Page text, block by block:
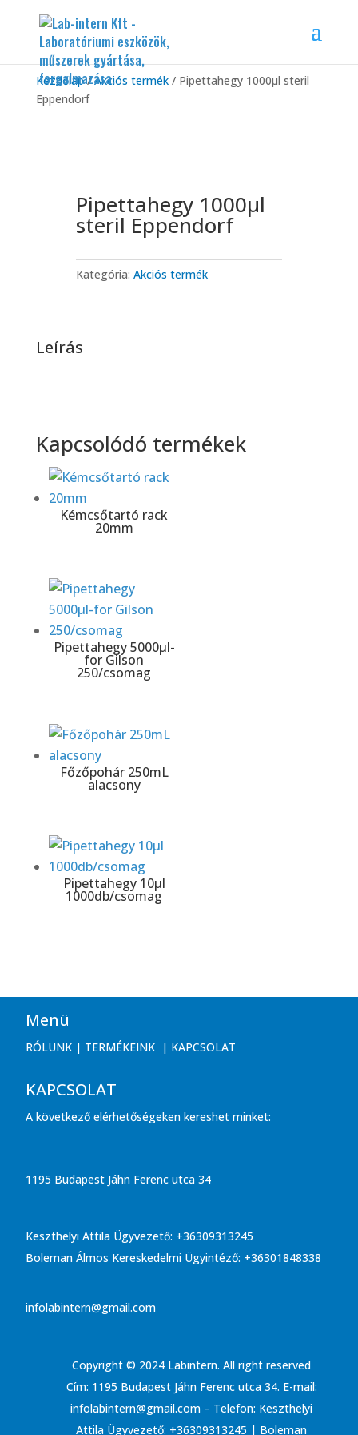
Kezdőlap/Akciós termék/ Pipettahegy 1000μl steril
Eppendorf
Pipettahegy 1000μl
steril Eppendorf
Kategória: Akciós termék
Leírás
Kapcsolódó termékek
Kémcsőtartó rack
20mm
Pipettahegy 5000μl-
for Gilson
250/csomag
Főzőpohár 250mL
alacsony
Pipettahegy 10μl
1000db/csomag
Menü
RÓLUNK | TERMÉKEINK | KAPCSOLAT
KAPCSOLAT
A következő elérhetőségeken kereshet minket:
1195 Budapest Jáhn Ferenc utca 34
Keszthelyi Attila Ügyvezető: +36309313245
Boleman Álmos Kereskedelmi Ügyintéző: +36301848338
infolabintern@gmail.com
Copyright © 2024 Labintern. All right reserved
Cím: 1195 Budapest Jáhn Ferenc utca 34. E-mail:
infolabintern@gmail.com – Telefon: Keszthelyi
Attila Ügyvezető: +36309313245 | Boleman